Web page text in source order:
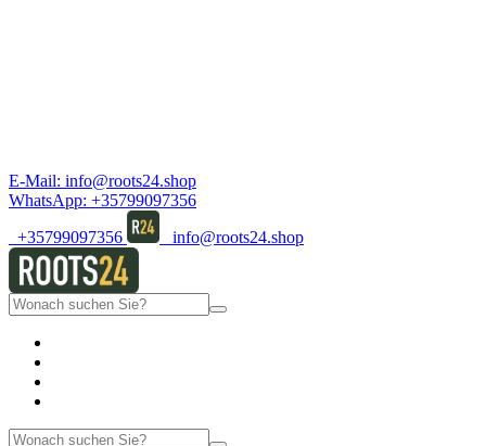
E-Mail: info@roots24.shop
WhatsApp: +35799097356
+35799097356
info@roots24.shop